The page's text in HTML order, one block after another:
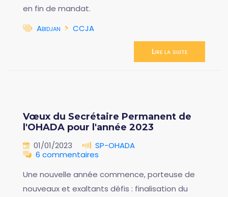
en fin de mandat.
Abidjan
CCJA
Lire la suite
Vœux du Secrétaire Permanent de
l'OHADA pour l'année 2023
01/01/2023
SP-OHADA
6 commentaires
Une nouvelle année commence, porteuse de
nouveaux et exaltants défis : finalisation du